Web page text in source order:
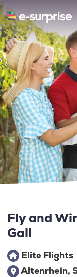
Fly and
Gall
Elite Flights
Altenrhein,